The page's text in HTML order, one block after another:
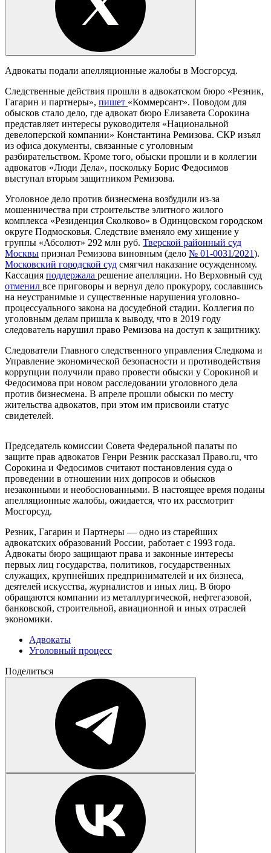
Адвокаты подали апелляционные жалобы в Мосгорсуд.
Следственные действия прошли в адвокатском бюро «Резник,
Гагарин и партнеры», пишет «Коммерсант». Поводом для
обысков стало дело, где адвокат бюро Елизавета Сорокина
представляет интересы руководителя «Национальной
девелоперской компании» Константина Ремизова. СКР изъял
из офиса документы, связанные с уголовным
разбирательством. Кроме того, обыски прошли и в коллегии
адвокатов «Люди Дела», поскольку Борис Федосимов
выступал вторым защитником Ремизова.
Уголовное дело против бизнесмена возбудили из-за
мошенничества при строительстве элитного жилого
комплекса «Резиденция Сколково» в Одинцовском городском
округе Подмосковья. Следствие вменяло ему хищение у
группы «Абсолют» 292 млн руб. Тверской районный суд
Москвы признал Ремизова виновным (дело № 01-0031/2021).
Московский городской суд смягчил наказание осужденному.
Кассация поддержала решение апелляции. Но Верховный суд
отменил все приговоры и вернул дело прокурору, сославшись
на неустранимые и существенные нарушения уголовно-
процессуального закона на досудебной стадии. Коллегия по
уголовным делам пришла к выводу, что в 2019 году
следователь нарушил право Ремизова на доступ к защитнику.
Следователи Главного следственного управления Следкома и
Управление экономической безопасности и противодействия
коррупции получили право провести обыски у Сорокиной и
Федосимова при новом расследовании уголовного дела
против бизнесмена. В апреле прошли обыски по месту
жительства адвокатов, при этом им присвоили статус
свидетелей.
Председатель комиссии Совета Федеральной палаты по
защите прав адвокатов Генри Резник рассказал Право.ru, что
Сорокина и Федосимов считают постановления суда о
проведении в отношении них допросов и обысков
незаконными и необоснованными. В настоящее время поданы
апелляционные жалобы, ожидается, что их рассмотрит
Мосгорсуд.
Резник, Гагарин и Партнеры — одно из старейших
адвокатских образований России, работает с 1993 года.
Адвокаты бюро защищают права и законные интересы
первых лиц государства, политиков, государственных
служащих, крупнейших предпринимателей и их бизнеса,
деятелей искусства, журналистов и иных лиц. В бюро
обращаются компании из металлургической, нефтегазовой,
банковской, строительной, авиационной и иных отраслей
экономики.
Адвокаты
Уголовный процесс
Поделиться